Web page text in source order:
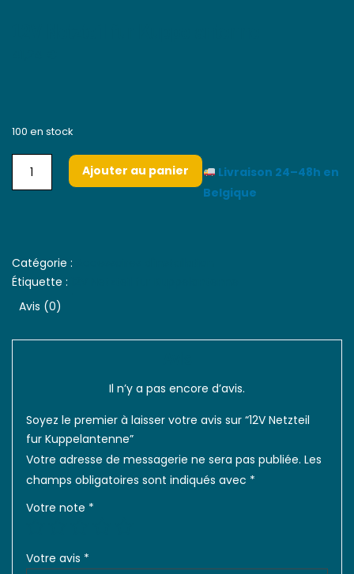
100 en stock
Ajouter au panier
Livraison 24–48h en
Belgique
Catégorie :
Étiquette :
Avis (0)
Il n’y a pas encore d’avis.
Soyez le premier à laisser votre avis sur “12V Netzteil
fur Kuppelantenne”
Votre adresse de messagerie ne sera pas publiée. Les
champs obligatoires sont indiqués avec *
Votre note *
Votre avis *